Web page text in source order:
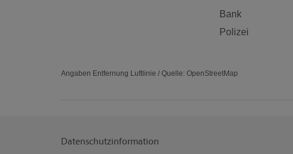
Bank
Polizei
Angaben Entfernung Luftlinie / Quelle: OpenStreetMap
Datenschutzinformation